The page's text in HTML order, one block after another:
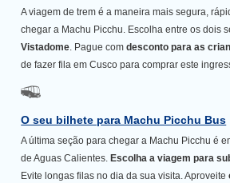
A viagem de trem é a maneira mais segura,
chegar a Machu Picchu. Escolha entre os dois
Vistadome . Pague comdesconto para as
de fazer fila em Cusco para comprar este
O seu bilhete para Machu Picchu Bus
A última seção para chegar a Machu Picchu é
de Aguas Calientes.Escolha a viagem para
Evite longas filas no dia da sua visita. Aproveite